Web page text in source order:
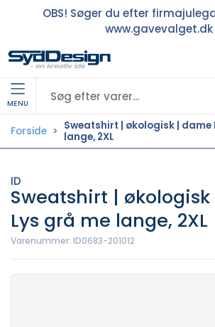
OBS! Søger du efter
www.gavevalget.dk
MENU
Forside
Sweatshirt | økologisk | dame
lange, 2XL
ID
Sweatshirt |
Lys grå me lange, 2XL
Varenummer: ID0683-201012